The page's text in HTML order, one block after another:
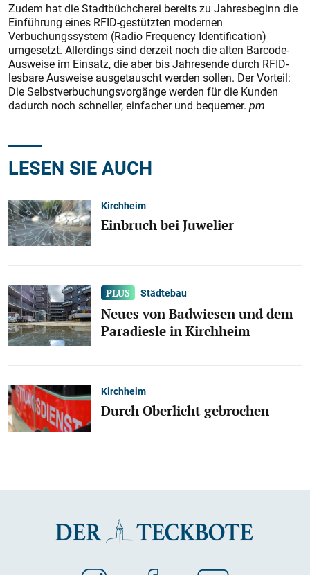
Zudem hat die Stadtbüchcherei bereits zu Jahresbeginn die
Einführung eines RFID-gestützten modernen
Verbuchungssystem (Radio Frequency Identification)
umgesetzt. Allerdings sind derzeit noch die alten Barcode-
Ausweise im Einsatz, die aber bis Jahresende durch RFID-
lesbare Ausweise ausgetauscht werden sollen. Der Vorteil:
Die Selbstverbuchungsvorgänge werden für die Kunden
dadurch noch schneller, einfacher und bequemer. pm
LESEN SIE AUCH
Kirchheim
Einbruch bei Juwelier
Städtebau
Neues von Badwiesen und dem
Paradiesle in Kirchheim
Kirchheim
Durch Oberlicht gebrochen